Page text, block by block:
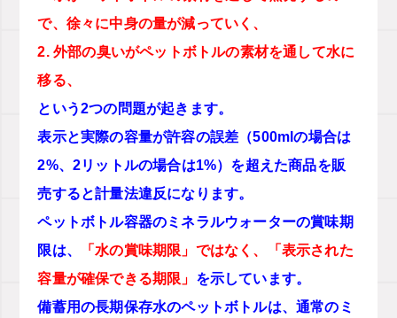
で、徐々に中身の量が減っていく、
2. 外部の臭いがペットボトルの素材を通して水に
移る、
という2つの問題が起きます。
表示と実際の容量が許容の誤差（500mlの場合は
2%、2リットルの場合は1%）を超えた商品を販
売すると計量法違反になります。
ペットボトル容器のミネラルウォーターの賞味期
限は、
「水の賞味期限」ではなく、「表示された
容量が確保できる期限」 を示しています。
備蓄用の長期保存水のペットボトルは、通常のミ